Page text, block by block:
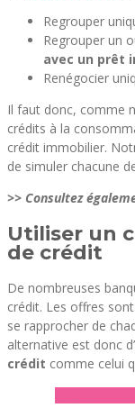
Regrouper
Regrouper un
avec un prêt
Renégocier
Il faut donc, comme
crédits à la
crédit immobilier.
de simuler chacune
>> Consultez
Utiliser un
de crédit
De nombreuses
crédit. Les offres
se rapprocher de
alternative est donc
crédit comme celui